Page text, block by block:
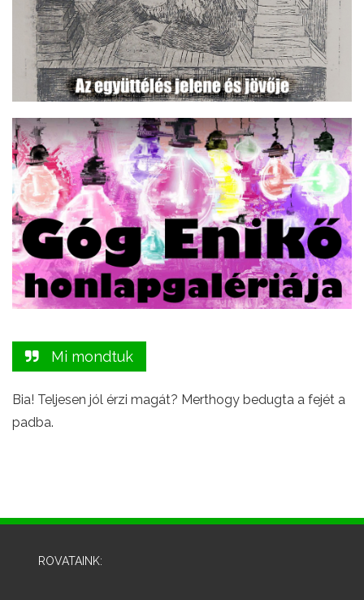
Mi mondtuk
Bia! Teljesen jól érzi magát? Merthogy bedugta a fejét a
padba.
ROVATAINK: